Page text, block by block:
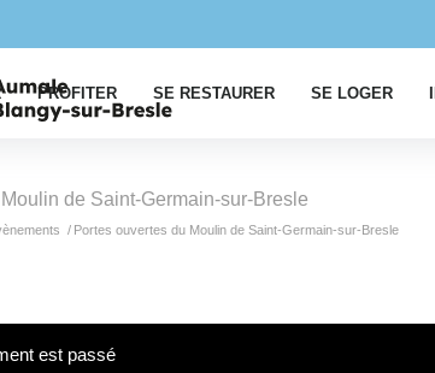
PROFITER SE RESTAURER SE LOGER
de Saint-Germain-sur-Bresle
/ Portes ouvertes du Moulin de Saint-Germain-sur-Bresle
est passé